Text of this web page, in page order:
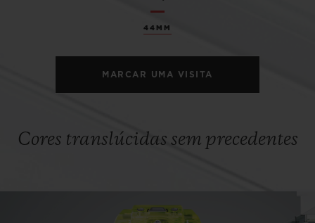
44MM
MARCAR UMA VISITA
Cores translúcidas sem precedentes